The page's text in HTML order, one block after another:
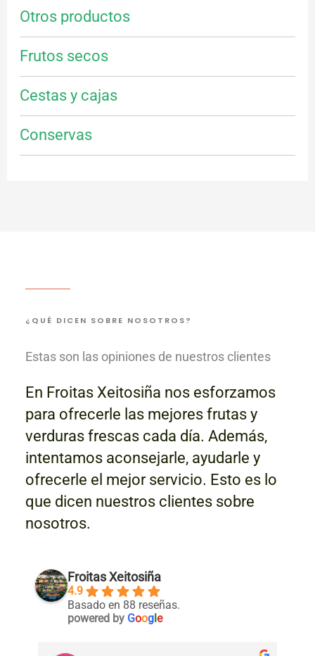
Otros productos
Frutos secos
Cestas y cajas
Conservas
¿QUÉ DICEN SOBRE NOSOTROS?
Estas son las opiniones de nuestros clientes
En Froitas Xeitosiña nos esforzamos
para ofrecerle las mejores frutas y
verduras frescas cada día. Además,
intentamos aconsejarle, ayudarle y
ofrecerle el mejor servicio. Esto es lo
que dicen nuestros clientes sobre
nosotros.
Froitas Xeitosiña
4.9
Basado en 88 reseñas.
powered by Google